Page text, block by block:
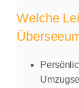
Welche